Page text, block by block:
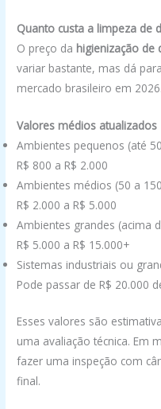
Quanto custa a limpeza de
O preço da higienização de
variar bastante, mas dá
mercado brasileiro em 2026.
Valores médios atualizados
Ambientes pequenos (até
R$ 800 a R$ 2.000
Ambientes médios (50 a
R$ 2.000 a R$ 5.000
Ambientes grandes (acima
R$ 5.000 a R$ 15.000+
Sistemas industriais ou
Pode passar de R$ 20.000
Esses valores são
uma avaliação técnica. Em
fazer uma inspeção com
final.